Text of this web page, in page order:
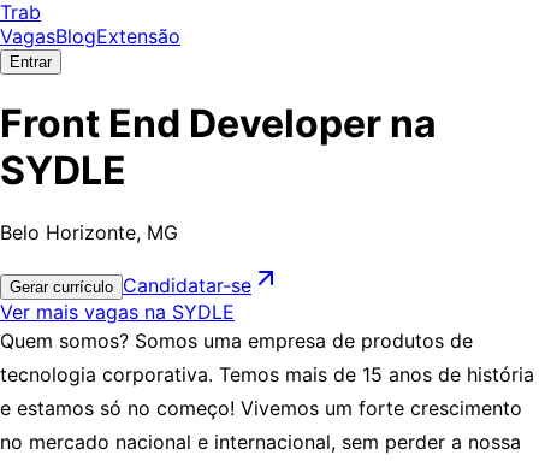
Trab
VagasBlogExtensão
Entrar
Front End Developer na
SYDLE
Belo Horizonte, MG
Gerar currículo Candidatar-se
Ver mais vagas na SYDLE
Quem somos? Somos uma empresa de produtos de
tecnologia corporativa. Temos mais de 15 anos de história
e estamos só no começo! Vivemos um forte crescimento
no mercado nacional e internacional, sem perder a nossa